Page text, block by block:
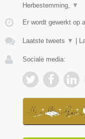
Herbestemming,
▼
Er wordt gewerkt op
Laatste tweets ▼ |
Sociale media: